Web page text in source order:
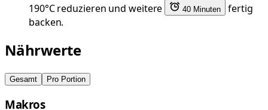
190°C reduzieren und weitere
40 Minuten
fertig
backen.
Nährwerte
Gesamt Pro Portion
Makros